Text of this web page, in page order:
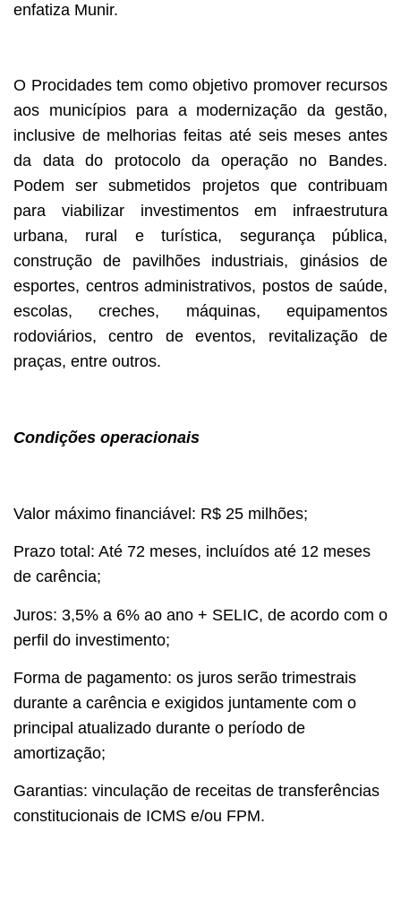
enfatiza Munir.
O Procidades tem como objetivo promover recursos
aos municípios para a modernização da gestão,
inclusive de melhorias feitas até seis meses antes
da data do protocolo da operação no Bandes.
Podem ser submetidos projetos que contribuam
para viabilizar investimentos em infraestrutura
urbana, rural e turística, segurança pública,
construção de pavilhões industriais, ginásios de
esportes, centros administrativos, postos de saúde,
escolas, creches, máquinas, equipamentos
rodoviários, centro de eventos, revitalização de
praças, entre outros.
Condições operacionais
Valor máximo financiável: R$ 25 milhões;
Prazo total: Até 72 meses, incluídos até 12 meses
de carência;
Juros: 3,5% a 6% ao ano + SELIC, de acordo com o
perfil do investimento;
Forma de pagamento: os juros serão trimestrais
durante a carência e exigidos juntamente com o
principal atualizado durante o período de
amortização;
Garantias: vinculação de receitas de transferências
constitucionais de ICMS e/ou FPM.